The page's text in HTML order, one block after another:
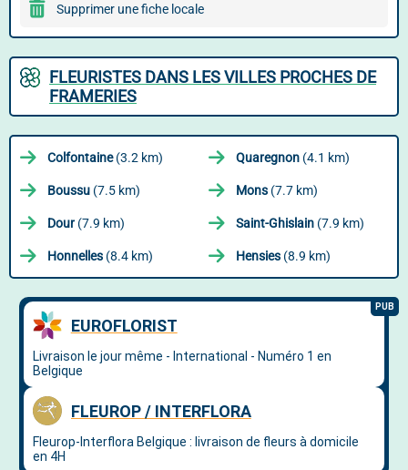
Supprimer une fiche locale
FLEURISTES DANS LES VILLES PROCHES DE
FRAMERIES
Colfontaine(3.2 km) Quaregnon (4.1 km)
Boussu (7.5 km) Mons (7.7 km)
Dour(7.9 km) Saint-Ghislain (7.9 km)
Honnelles (8.4 km) Hensies (8.9 km)